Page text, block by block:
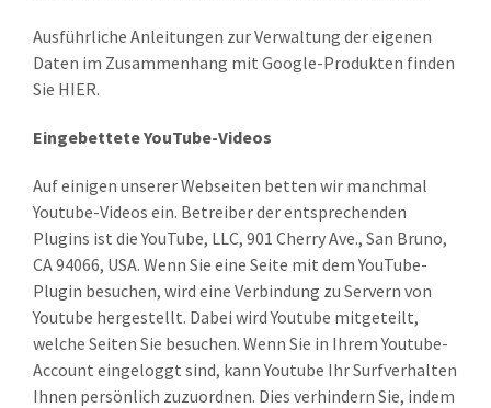
Ausführliche Anleitungen zur Verwaltung der eigenen
Daten im Zusammenhang mit Google-Produkten finden
Sie HIER.
Eingebettete YouTube-Videos
Auf einigen unserer Webseiten betten wir manchmal
Youtube-Videos ein. Betreiber der entsprechenden
Plugins ist die YouTube, LLC, 901 Cherry Ave., San Bruno,
CA 94066, USA. Wenn Sie eine Seite mit dem YouTube-
Plugin besuchen, wird eine Verbindung zu Servern von
Youtube hergestellt. Dabei wird Youtube mitgeteilt,
welche Seiten Sie besuchen. Wenn Sie in Ihrem Youtube-
Account eingeloggt sind, kann Youtube Ihr Surfverhalten
Ihnen persönlich zuzuordnen. Dies verhindern Sie, indem